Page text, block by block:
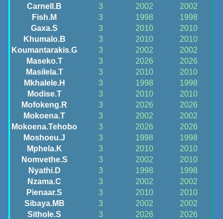
Carnell.B
3 2002
2002
Fish.M
3 1998
1998
Gaxa.S
3 2010
2010
Khumalo.B
3 2010
2010
Koumantarakis.G
3 2002
2002
Maseko.T
3 2026
2026
Masilela.T
3 2010
2010
Mkhalele.H
3 1998
1998
Modise.T
3 2010
2010
Mofokeng.R
3 2026
2026
Mokoena.T
3 2002
2002
Mokoena.Tehobo
3 2026
2026
Moshoeu.J
3 1998
1998
Mphela.K
3 2010
2010
Nomvethe.S
3 2002
2010
Nyathi.D
3 1998
1998
Nzama.C
3 2002
2002
Pienaar.S
3 2010
2010
Sibaya.MB
3 2002
2002
Sithole.S
3 2026
2026